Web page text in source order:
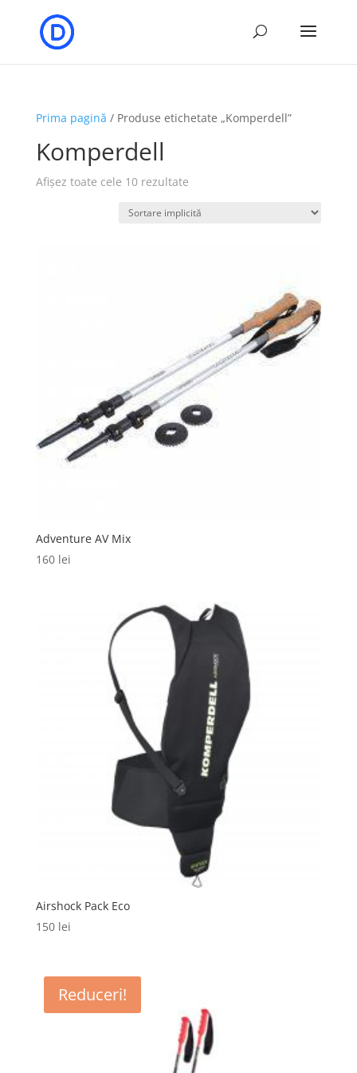
Prima pagină / Produse etichetate „Komperdell”
Komperdell
Afișez toate cele 10 rezultate
Adventure AV Mix
160 lei
Airshock Pack Eco
150 lei
Reduceri!